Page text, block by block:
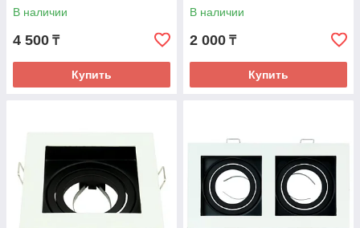
В наличии
4 500 ₸
Купить
В наличии
2 000 ₸
Купить